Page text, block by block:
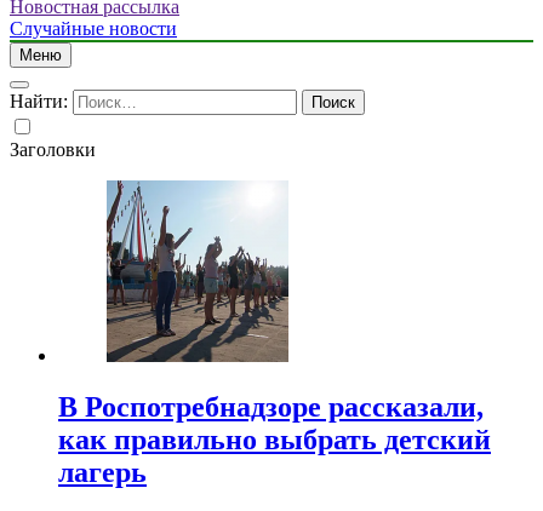
Новостная рассылка
Случайные новости
Меню
Найти:
Заголовки
В Роспотребнадзоре рассказали,
как правильно выбрать детский
лагерь